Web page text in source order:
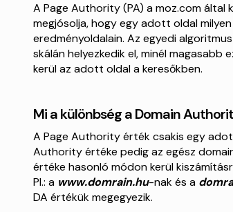
A Page Authority (PA) a moz.com
megjósolja, hogy egy adott oldal
eredményoldalain. Az egyedi
skálán helyezkedik el, minél magasabb
kerül az adott oldal a keresőkben.
Mi a különbség a Domain
A Page Authority érték csakis egy
Authority értéke pedig az egész
értéke hasonló módon kerül
Pl.: a www.domrain.hu-nak és a
DA értékük megegyezik.